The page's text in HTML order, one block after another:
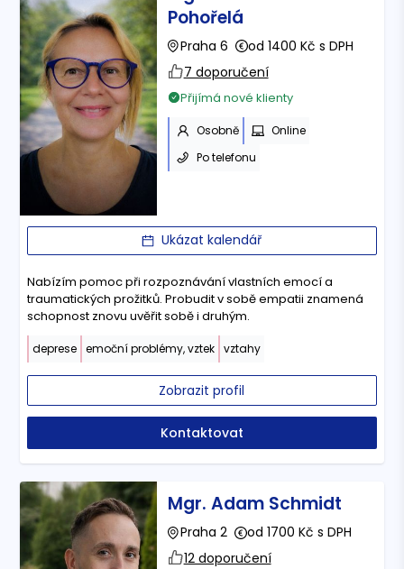
Pohořelá
Praha 6
od 1400 Kč s DPH
7 doporučení
Přijímá nové klienty
Osobně
Online
Po telefonu
Ukázat kalendář
Nabízím pomoc při rozpoznávání vlastních emocí a
traumatických prožitků. Probudit v sobě empatii znamená
schopnost znovu uvěřit sobě i druhým.
deprese emoční problémy, vztek vztahy
Zobrazit profil
Kontaktovat
Mgr. Adam Schmidt
Praha 2
od 1700 Kč s DPH
12 doporučení